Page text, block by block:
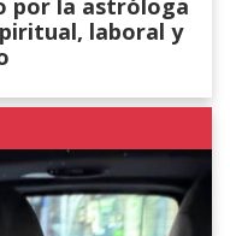
por la astróloga
laboral y